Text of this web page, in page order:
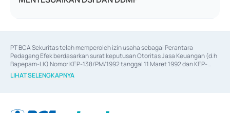
PT BCA Sekuritas telah memperoleh izin usaha sebagai Perantara
Pedagang Efek berdasarkan surat keputusan Otoritas Jasa Keuangan (d.h
Bapepam-LK) Nomor KEP-138/PM/1992 tanggal 11 Maret 1992 dan KEP-
06/D.04/2014 tanggal 28 Februari 2014, izin usaha sebagai Penjamin Emisi
Efek berdasarkan surat keputusan Otoritas Jasa Keuangan Nomor KEP-
LIHAT SELENGKAPNYA